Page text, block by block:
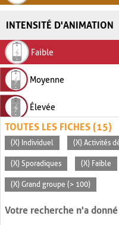
INTENSITÉ D'ANIMATION
Faible
Moyenne
Élevée
TOUTES LES FICHES (15)
(X) Individuel (X) Activités
(X) Sporadiques (X) Faible
(X) Grand groupe (> 100)
Votre recherche n'a